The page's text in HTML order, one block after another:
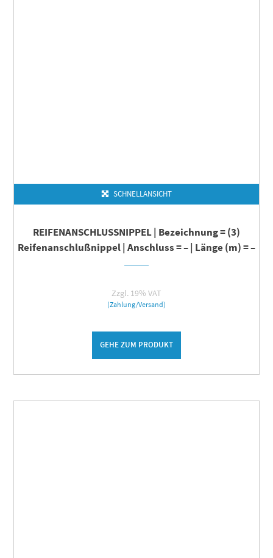
SCHNELLANSICHT
REIFENANSCHLUSSNIPPEL | Bezeichnung = (3)
Reifenanschlußnippel | Anschluss = – | Länge (m) = –
Zzgl. 19% VAT
(Zahlung/Versand)
GEHE ZUM PRODUKT